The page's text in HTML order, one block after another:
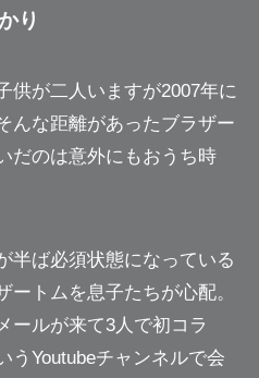
り
供が二人いますが2007年に
んな距離があったブラザー
だのは意外にもおうち時
半ば必須状態になっている
トムを息子たちが心配。
ールが来て3人で初コラ
うYoutubeチャンネルで会